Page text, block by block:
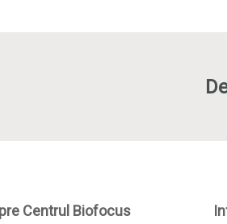
Centrul Biofocus